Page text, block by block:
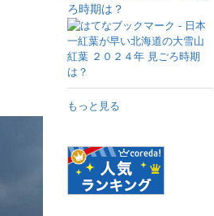
ろ時期は？
もっと見る